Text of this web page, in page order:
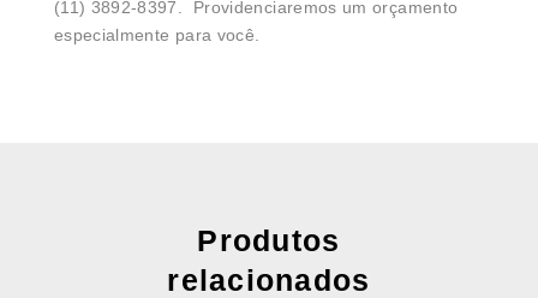
(11) 3892-8397. Providenciaremos um orçamento
especialmente para você.
Produtos
relacionados